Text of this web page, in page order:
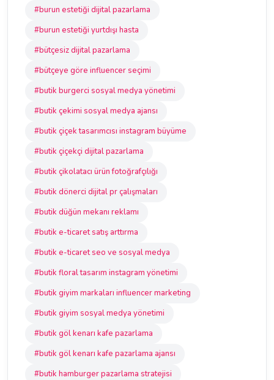
#burun estetiği dijital pazarlama
#burun estetiği yurtdışı hasta
#bütçesiz dijital pazarlama
#bütçeye göre influencer seçimi
#butik burgerci sosyal medya yönetimi
#butik çekimi sosyal medya ajansı
#butik çiçek tasarımcısı instagram büyüme
#butik çiçekçi dijital pazarlama
#butik çikolatacı ürün fotoğrafçılığı
#butik dönerci dijital pr çalışmaları
#butik düğün mekanı reklamı
#butik e-ticaret satış arttırma
#butik e-ticaret seo ve sosyal medya
#butik floral tasarım instagram yönetimi
#butik giyim markaları influencer marketing
#butik giyim sosyal medya yönetimi
#butik göl kenarı kafe pazarlama
#butik göl kenarı kafe pazarlama ajansı
#butik hamburger pazarlama stratejisi